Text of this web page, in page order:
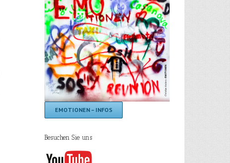
EMOTIONEN – INFOS
Besuchen Sie uns